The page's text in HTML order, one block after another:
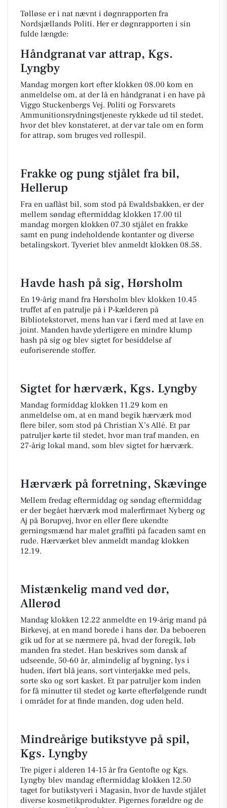
Tølløse er i nat nævnt i døgnrapporten fra
Nordsjællands Politi. Her er døgnrapporten i sin
fulde længde:
Håndgranat var attrap, Kgs.
Lyngby
Mandag morgen kort efter klokken 08.00 kom en
anmeldelse om, at der lå en håndgranat i en have på
Viggo Stuckenbergs Vej. Politi og Forsvarets
Ammunitionsrydningstjeneste rykkede ud til stedet,
hvor det blev konstateret, at der var tale om en form
for attrap, som bruges ved rollespil.
Frakke og pung stjålet fra bil,
Hellerup
Fra en uaflåst bil, som stod på Ewaldsbakken, er der
mellem søndag eftermiddag klokken 17.00 til
mandag morgen klokken 07.30 stjålet en frakke
samt en pung indeholdende kontanter og diverse
betalingskort. Tyveriet blev anmeldt klokken 08.58.
Havde hash på sig, Hørsholm
En 19-årig mand fra Hørsholm blev klokken 10.45
truffet af en patrulje på i P-kælderen på
Bibliotekstorvet, mens han var i færd med at lave en
joint. Manden havde yderligere en mindre klump
hash på sig og blev sigtet for besiddelse af
euforiserende stoffer.
Sigtet for hærværk, Kgs. Lyngby
Mandag formiddag klokken 11.29 kom en
anmeldelse om, at en mand begik hærværk mod
flere biler, som stod på Christian X’s Allé. Et par
patruljer kørte til stedet, hvor man traf manden, en
27-årig lokal mand, som blev sigtet for hærværk.
Hærværk på forretning, Skævinge
Mellem fredag eftermiddag og søndag eftermiddag
er der begået hærværk mod malerfirmaet Nyberg og
Aj på Borupvej, hvor en eller flere ukendte
gerningsmænd har malet graffiti på facaden samt en
rude. Hærværket blev anmeldt mandag klokken
12.19.
Mistænkelig mand ved dør,
Allerød
Mandag klokken 12.22 anmeldte en 19-årig mand på
Birkevej, at en mand borede i hans dør. Da beboeren
gik ud for at se nærmere på, hvad der foregik, løb
manden fra stedet. Han beskrives som dansk af
udseende, 50-60 år, almindelig af bygning, lys i
huden, iført blå jeans, sort vinterjakke med pels,
sorte sko og sort kasket. Et par patruljer kom inden
for få minutter til stedet og kørte efterfølgende rundt
i området for at finde manden, dog uden held.
Mindreårige butikstyve på spil,
Kgs. Lyngby
Tre piger i alderen 14-15 år fra Gentofte og Kgs.
Lyngby blev mandag eftermiddag klokken 12.50
taget for butikstyveri i Magasin, hvor de havde stjålet
diverse kosmetikprodukter. Pigernes forældre og de